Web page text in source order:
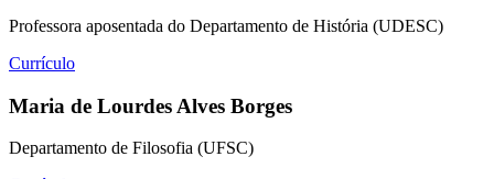
Professora aposentada do Departamento de História (UDESC)
Currículo
Maria de Lourdes Alves Borges
Departamento de Filosofia (UFSC)